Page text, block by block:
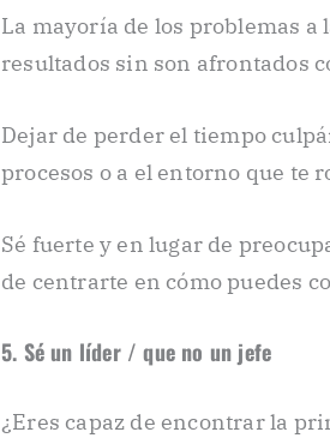
La mayoría de los problemas
resultados sin son afrontados
Dejar de perder el tiempo
procesos o a el entorno que te
Sé fuerte y en lugar de
de centrarte en cómo puedes
5. Sé un líder / que no un jefe
¿Eres capaz de encontrar la